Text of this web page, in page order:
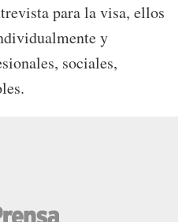
para la visa, ellos
y
sociales,